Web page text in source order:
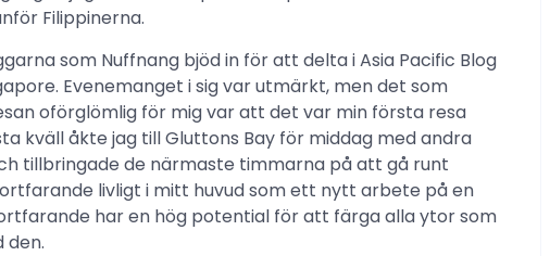
Filippinerna.
som Nuffnang bjöd in för att delta i Asia Pacific Blog
Evenemanget i sig var utmärkt, men det som
oförglömlig för mig var att det var min första resa
kväll åkte jag till Gluttons Bay för middag med andra
tillbringade de närmaste timmarna på att gå runt
livligt i mitt huvud som ett nytt arbete på en
har en hög potential för att färga alla ytor som
den.